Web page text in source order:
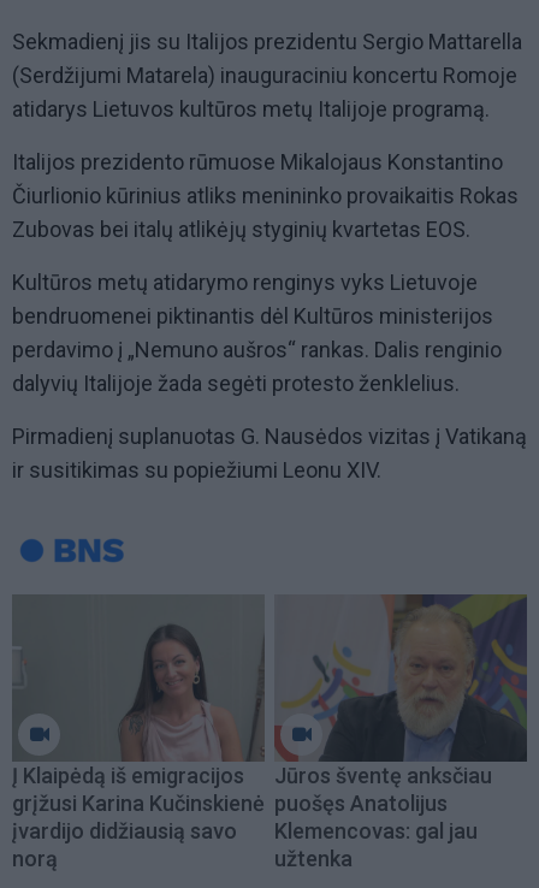
Sekmadienį jis su Italijos prezidentu Sergio Mattarella
(Serdžijumi Matarela) inauguraciniu koncertu Romoje
atidarys Lietuvos kultūros metų Italijoje programą.
Italijos prezidento rūmuose Mikalojaus Konstantino
Čiurlionio kūrinius atliks menininko provaikaitis Rokas
Zubovas bei italų atlikėjų styginių kvartetas EOS.
Kultūros metų atidarymo renginys vyks Lietuvoje
bendruomenei piktinantis dėl Kultūros ministerijos
perdavimo į „Nemuno aušros“ rankas. Dalis renginio
dalyvių Italijoje žada segėti protesto ženklelius.
Pirmadienį suplanuotas G. Nausėdos vizitas į Vatikaną
ir susitikimas su popiežiumi Leonu XIV.
Į Klaipėdą iš emigracijos
grįžusi Karina Kučinskienė
įvardijo didžiausią savo
norą
Jūros šventę anksčiau
puošęs Anatolijus
Klemencovas: gal jau
užtenka